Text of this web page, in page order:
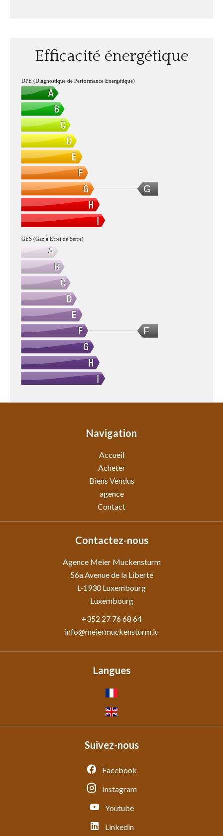
Efficacité énergétique
G
DPE (Diagnostique de Performance Energétique)
F
GES (Gaz à Effet de Serre)
Navigation
Accueil
Acheter
Biens Vendus
agence
Contact
Contactez-nous
Agence Meier Muckensturm
56a Avenue de la Liberté
L-1930Luxembourg
Luxembourg
+352 27 76 68 64
info@meiermuckensturm.lu
Langues
Suivez-nous
Facebook
Instagram
Youtube
Linkedin